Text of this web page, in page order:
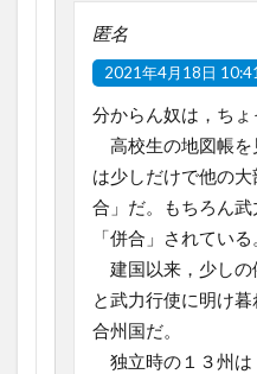
匿名
2021年4月18日
分からん奴は，ちょ
高校生の地図帳を
は少しだけで他の
合」だ。もちろん
「併合」されている
建国以来，少しの
と武力行使に明け
合州国だ。
独立時の１３州は